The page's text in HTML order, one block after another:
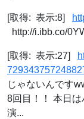
[取得: 表示:8]
http://i.ibb.co/
[取得: 表示:27]
じゃないんです
8回目！！ 本日
演...